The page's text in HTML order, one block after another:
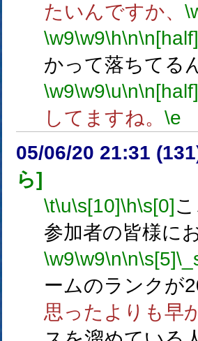
たいんですか、
\w9\w9\h\n\n[half]
かって落ちてる
\w9\w9\u\n\n[half]
してますね。 \e
05/06/20 21:31
ら]
\t\u\s[10]\h\s[0]
参加者の皆様に
\w9\w9\n\n\s[5]
ームのランクが
思ったよりも早